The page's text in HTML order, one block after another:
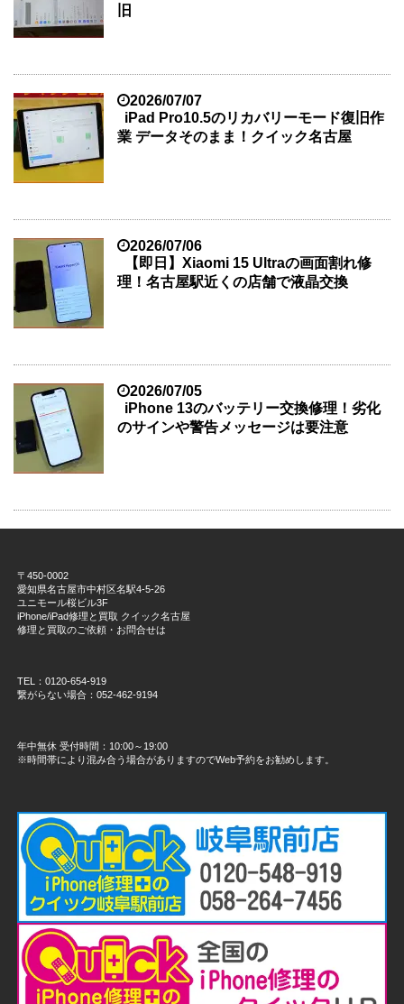
旧
2026/07/07
iPad Pro10.5のリカバリーモード復旧作
業 データそのまま！クイック名古屋
2026/07/06
【即日】Xiaomi 15 Ultraの画面割れ修
理！名古屋駅近くの店舗で液晶交換
2026/07/05
iPhone 13のバッテリー交換修理！劣化
のサインや警告メッセージは要注意
〒450-0002
愛知県名古屋市中村区名駅4-5-26
ユニモール桜ビル3F
iPhone/iPad修理と買取 クイック名古屋
修理と買取のご依頼・お問合せは
TEL：0120-654-919
繋がらない場合：052-462-9194
年中無休 受付時間：10:00～19:00
※時間帯により混み合う場合がありますのでWeb予約をお勧めします。